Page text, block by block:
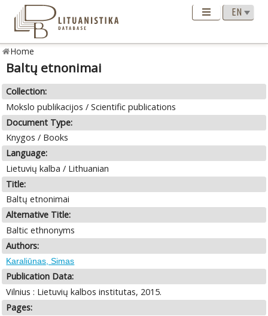
Home
Baltų etnonimai
Collection:
Mokslo publikacijos / Scientific publications
Document Type:
Knygos / Books
Language:
Lietuvių kalba / Lithuanian
Title:
Baltų etnonimai
Alternative Title:
Baltic ethnonyms
Authors:
Karaliūnas, Simas
Publication Data:
Vilnius : Lietuvių kalbos institutas, 2015.
Pages: